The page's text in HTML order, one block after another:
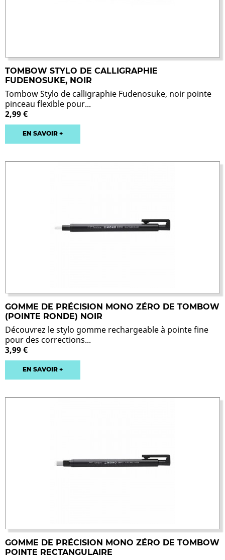
TOMBOW STYLO DE CALLIGRAPHIE
FUDENOSUKE, NOIR
Tombow Stylo de calligraphie Fudenosuke, noir pointe
pinceau flexible pour...
2,99 €
EN SAVOIR +
GOMME DE PRÉCISION MONO ZÉRO DE TOMBOW
(POINTE RONDE) NOIR
Découvrez le stylo gomme rechargeable à pointe fine
pour des corrections...
3,99 €
EN SAVOIR +
GOMME DE PRÉCISION MONO ZÉRO DE TOMBOW
POINTE RECTANGULAIRE